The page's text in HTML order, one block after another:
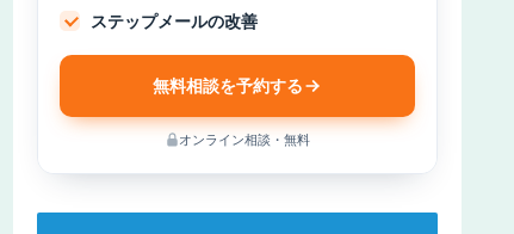
ステップメールの改善
無料相談を予約する
オンライン相談・無料